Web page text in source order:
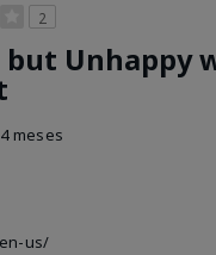
2
but Unhappy
meses
us/